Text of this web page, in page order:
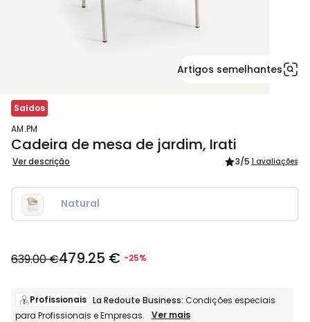
Artigos semelhantes
Saldos
AM.PM
Cadeira de mesa de jardim, Irati
Ver descrição 3/5 1 avaliações
Natural
€
de
639.00
639.00 €479.25 € -25%
Profissionais La Redoute Business: Condições especiais
para Profissionais e Empresas.
Profissionais
Ver mais